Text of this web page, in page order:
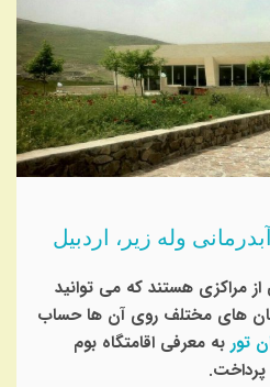
وله زیر، اردبیل
مراکزی هستند که می توانید
های مختلف روی آن ها حساب
تور به معرفی اقامتگاه بوم
پرداخت.